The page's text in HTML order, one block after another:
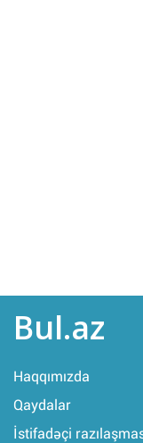
Bul.az
Haqqımızda
Qaydalar
İstifadəçi